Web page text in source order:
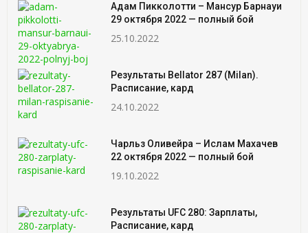
Адам Пикколотти – Мансур Барнауи
29 октября 2022 — полный бой
25.10.2022
Результаты Bellator 287 (Milan).
Расписание, кард
24.10.2022
Чарльз Оливейра – Ислам Махачев
22 октября 2022 — полный бой
19.10.2022
Результаты UFC 280: Зарплаты,
Расписание, кард